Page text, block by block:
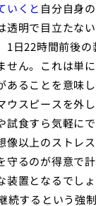
いくと 自分自身
透明で目立たな
日22時間前後
せん。これは単
ることを意味
ウスピースを外
食すら気軽に
以上のストレ
守るのが得意で
装置となるでし
続するという強